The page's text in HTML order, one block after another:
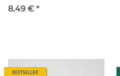
8,49 € *
BESTSELLER